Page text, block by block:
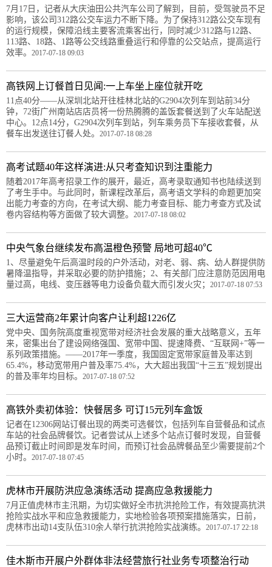
7月17日，记者从大庆油田公共汽车公司了解到，目前，受驾驶员不足
影响，该公司312路公交车运力不断下降。为了保持312路公交车现有
的运行规模，保障沿线主要客流乘客出行，同时减少312路与12路、
113路、18路、1路等公交线路重叠运行和停靠的公交站点，提高运行
效率。 2017-07-18 09:03
高铁网上订餐首日见闻:一上车坐上座位就开吃
11点40分——从深圳北站开往桂林北站的G2904次列车到站前34分
钟，72街广州南站店店员将一份热腾腾的盖饭套餐送到了火车站配送
中心。12点14分，G2904次列车到站，列车乘务员下车接收套餐，从
餐车出发送往订餐人处。 2017-07-18 08:28
高考试题40年这样演进:从只考查知识到注重能力
随着2017年高考招录工作的展开，最近，高考录取通知书也陆续送到
了考生手中。与此同时，新课程改革后，高考语文学科的命题更加突
出能力考查的方向，在考试大纲、能力考查目标、能力考查方式及试
卷内容结构等方面做了较大调整。 2017-07-18 08:02
中央气象台继续发布高温橙色预警 局地可超40℃
1、尽量避免午后高温时段的户外活动，对老、弱、病、幼人群提供防
暑降温指导，并采取必要的防护措施；2、有关部门应注意防范因用电
量过高，电线、变压器等电力设备负载大而引发火灾； 2017-07-18 07:53
三大运营商2年累计向客户让利超1226亿
党中央、国务院高度重视宽带对经济社会发展的重大战略意义，五年
来，密集出台了建设网络强国、宽带中国、提速降费、“互联网+”等一
系列政策措施。——2017年一季度，我国固定宽带家庭普及率达到
65.4%，移动宽带用户普及率75.4%，大大超出我国“十三五”规划提出
的普及率年均目标。 2017-07-18 07:52
高铁外卖初体验：快餐居多 可订15元列车盒饭
记者在12306网站订餐出现的两类可选餐饮，包括列车自营餐品和试点
车站的社会品牌餐饮。记者尝试从上述多个站点订餐时发现，自营餐
品预订截止时间即是发车时间，而预订社会品牌餐品至少需要提前2个
小时。 2017-07-18 07:45
虎林市开展防洪应急演练活动 提高应急救援能力
7月正值虎林市主汛期，为切实做好全市抗洪抢险工作，有效提高抗洪
抢险实战水平和应急救援能力，实地检验各项预案措施落实，日前，
虎林市出动14支队伍310余人举行抗洪抢险实战演练。 2017-07-17 22:18
佳木斯市开展户外群体非法经营旅行社业务专项整治行动